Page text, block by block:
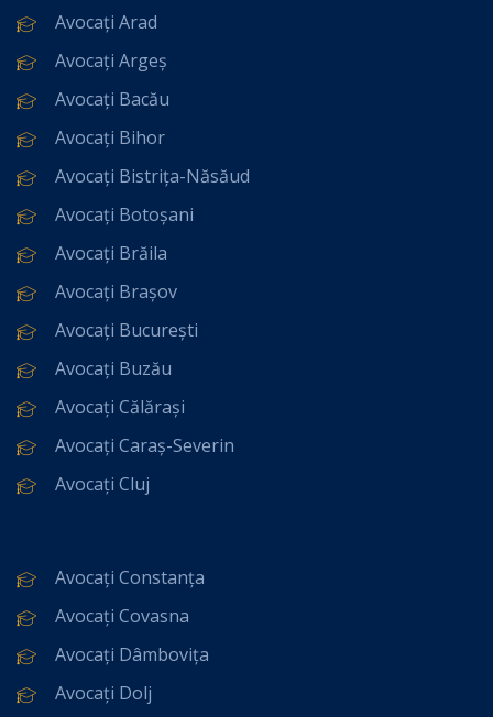
Avocați Arad
Avocați Argeș
Avocați Bacău
Avocați Bihor
Avocați Bistrița-Năsăud
Avocați Botoșani
Avocați Brăila
Avocați Brașov
Avocați București
Avocați Buzău
Avocați Călărași
Avocați Caraș-Severin
Avocați Cluj
Avocați Constanța
Avocați Covasna
Avocați Dâmbovița
Avocați Dolj